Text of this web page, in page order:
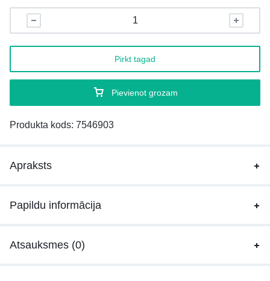
Pievienot grozam
Pirkt tagad
Produkta kods: 7546903
Apraksts
Papildu informācija
Atsauksmes (0)